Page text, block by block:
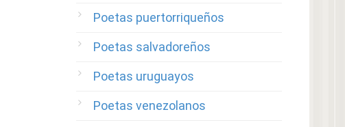
Poetas puertorriqueños
Poetas salvadoreños
Poetas uruguayos
Poetas venezolanos